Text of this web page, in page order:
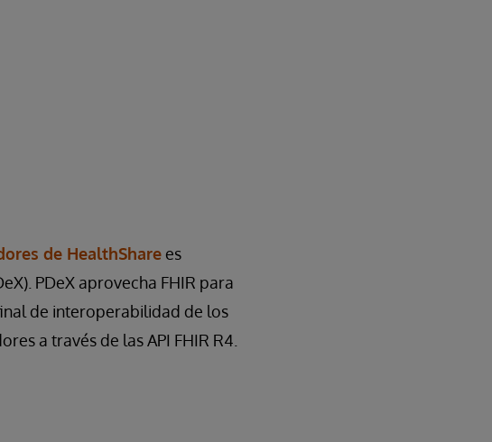
de HealthShare es
PDeX aprovecha FHIR para
de interoperabilidad de los
a través de las API FHIR R4.